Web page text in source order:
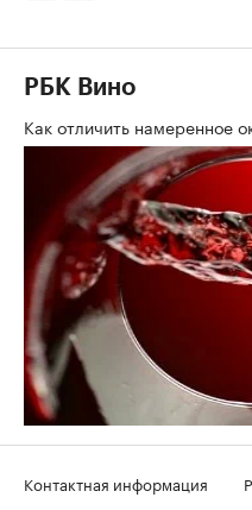
РБК Вино
Как отличить намеренное
Контактная информация